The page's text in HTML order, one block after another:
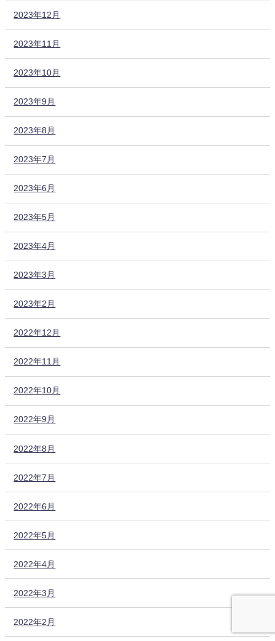
2023年12月
2023年11月
2023年10月
2023年9月
2023年8月
2023年7月
2023年6月
2023年5月
2023年4月
2023年3月
2023年2月
2022年12月
2022年11月
2022年10月
2022年9月
2022年8月
2022年7月
2022年6月
2022年5月
2022年4月
2022年3月
2022年2月